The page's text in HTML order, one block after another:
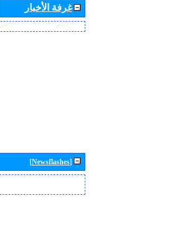
غرفة الأخبار
[Newsflashes]